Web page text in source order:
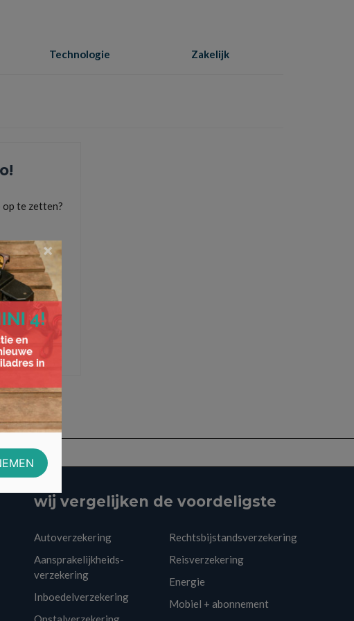
Technologie Zakelijk
op te zetten?
,webwinkel
wij vergelijken de voordeligste
Autoverzekering
Aansprakelijkheids-
verzekering
Inboedelverzekering
Rechtsbijstandsverzekering
Reisverzekering
Energie
Mobiel + abonnement
×